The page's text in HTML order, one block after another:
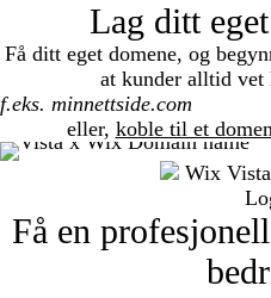
Lag ditt
Få ditt eget domene, og
at kunder alltid vet
Search
eller, koble til et
Få en